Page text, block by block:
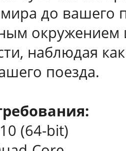
до вашего
окружением
наблюдая
поезда.
(64-bit)